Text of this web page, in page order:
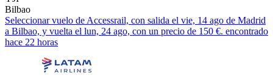
Bilbao
Seleccionar vuelo de Accessrail, con salida el vie, 14 ago de Madrid
a Bilbao, y vuelta el lun, 24 ago, con un precio de 150 €. encontrado
hace 22 horas